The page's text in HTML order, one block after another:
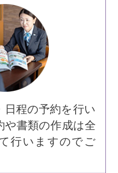
日程の予約を行い
や書類の作成は全
行いますのでご